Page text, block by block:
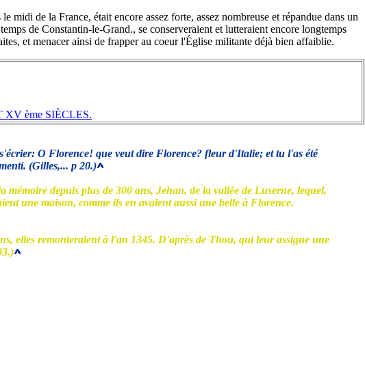
de la France, était encore assez forte, assez nombreuse et répandue dans un
de Constantin-le-Grand., se conserveraient et lutteraient encore longtemps
et menacer ainsi de frapper au coeur l'Église militante déjà bien affaiblie.
ème SIÈCLES.
O Florence! que veut dire Florence? fleur d'Italie; et tu l'as été
(Gilles,... p 20.)
depuis plus de 300 ans, Jehan, de la vallée de Luserne, lequel,
une maison, comme ils en avaient aussi une belle à Florence.
elles remonteraient à l'an 1345. D'après de Thou, qui leur assigne une